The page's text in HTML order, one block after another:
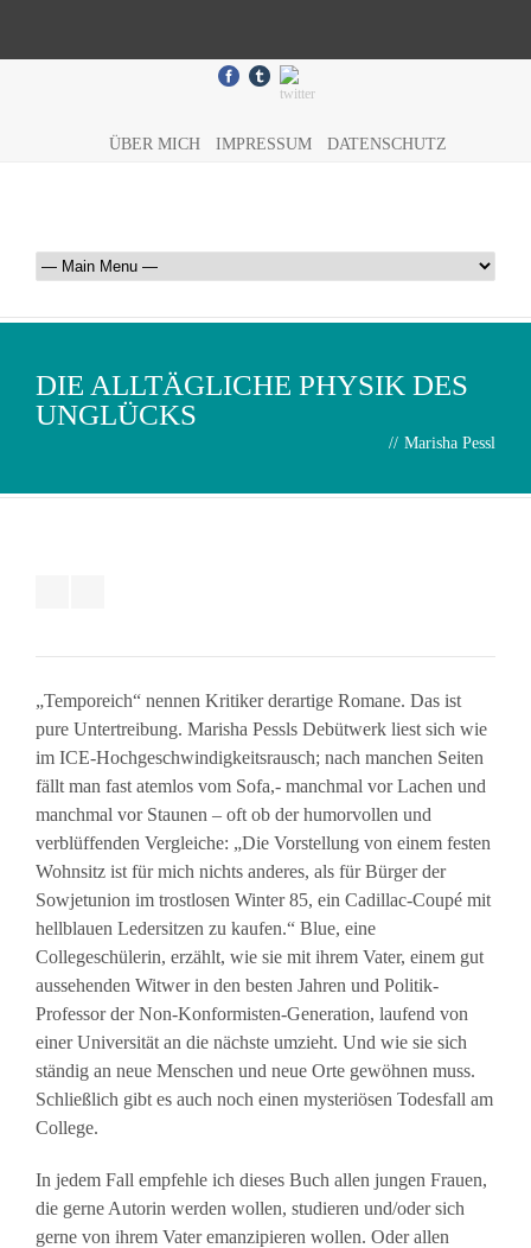
ÜBER MICH IMPRESSUM DATENSCHUTZ
DIE ALLTÄGLICHE PHYSIK DES
UNGLÜCKS
// Marisha Pessl
„Temporeich“ nennen Kritiker derartige Romane. Das ist
pure Untertreibung. Marisha Pessls Debütwerk liest sich wie
im ICE-Hochgeschwindigkeitsrausch; nach manchen Seiten
fällt man fast atemlos vom Sofa,- manchmal vor Lachen und
manchmal vor Staunen – oft ob der humorvollen und
verblüffenden Vergleiche: „Die Vorstellung von einem festen
Wohnsitz ist für mich nichts anderes, als für Bürger der
Sowjetunion im trostlosen Winter 85, ein Cadillac-Coupé mit
hellblauen Ledersitzen zu kaufen.“ Blue, eine
Collegeschülerin, erzählt, wie sie mit ihrem Vater, einem gut
aussehenden Witwer in den besten Jahren und Politik-
Professor der Non-Konformisten-Generation, laufend von
einer Universität an die nächste umzieht. Und wie sie sich
ständig an neue Menschen und neue Orte gewöhnen muss.
Schließlich gibt es auch noch einen mysteriösen Todesfall am
College.
In jedem Fall empfehle ich dieses Buch allen jungen Frauen,
die gerne Autorin werden wollen, studieren und/oder sich
gerne von ihrem Vater emanzipieren wollen. Oder allen